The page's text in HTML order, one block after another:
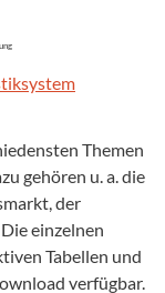
Themen
gehören u. a. die
der
einzelnen
Tabellen und
verfügbar.